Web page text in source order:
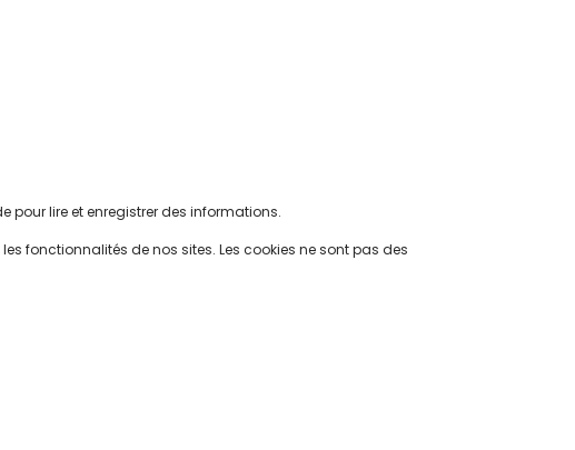
pour lire et enregistrer des informations.
fonctionnalités de nos sites. Les cookies ne sont pas des